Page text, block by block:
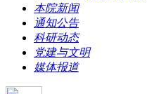
本院新闻
通知公告
科研动态
党建与文明
媒体报道